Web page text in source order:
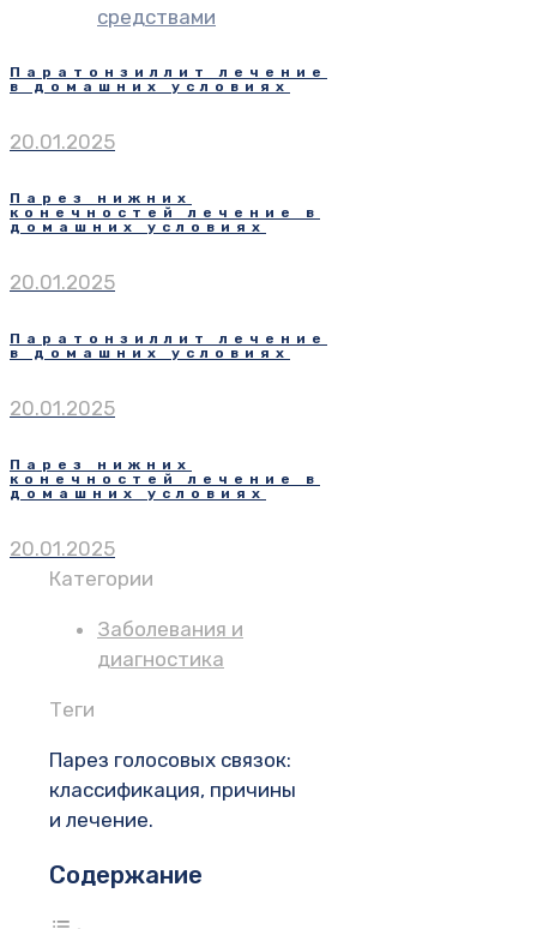
средствами
Паратонзиллит лечение
в домашних условиях
20.01.2025
Парез нижних
конечностей лечение в
домашних условиях
20.01.2025
Паратонзиллит лечение
в домашних условиях
20.01.2025
Парез нижних
конечностей лечение в
домашних условиях
20.01.2025
Категории
Заболевания и
диагностика
Теги
Парез голосовых связок:
классификация, причины
и лечение.
Содержание